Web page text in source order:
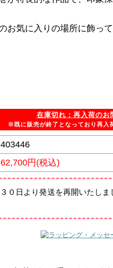
気に入りの場所に飾って
在庫切れ：再入荷のお
※既に販売が終了となっており再入
403446
62,700円(税込)
０日より発送を再開いたし